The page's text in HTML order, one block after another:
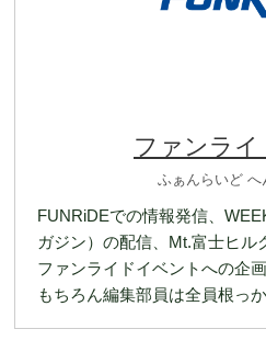
ファンライ
ふぁんらいど へ
FUNRiDEでの情報発信、
ガジン）の配信、Mt.富士ヒル
ファンライドイベントへの企
もちろん編集部員は全員根っ